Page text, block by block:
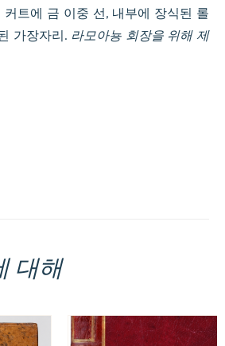
트에 금 이중 선, 내부에 장식된 롤
가장자리. 라모아뇽 회장을 위해 제
대해